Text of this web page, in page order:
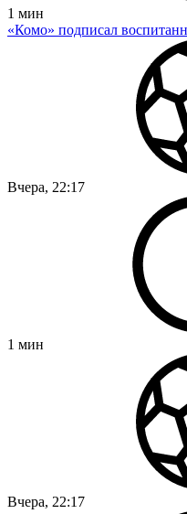
1 мин
«Комо» подписал
Вчера, 22:17
1 мин
Вчера, 22:17